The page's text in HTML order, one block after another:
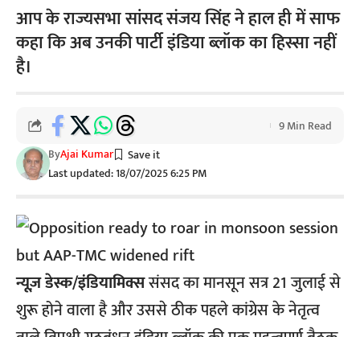
आप के राज्यसभा सांसद संजय सिंह ने हाल ही में साफ
कहा कि अब उनकी पार्टी इंडिया ब्लॉक का हिस्सा नहीं
है।
Last updated: 18/07/2025 6:25 PM
ByAjai Kumar
9 Min Read
न्यूज़ डेस्क/इंडियामिक्ससंसद का मानसून सत्र 21 जुलाई से
शुरू होने वाला है और उससे ठीक पहले कांग्रेस के नेतृत्व